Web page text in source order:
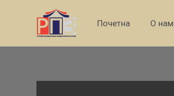
Почетна О